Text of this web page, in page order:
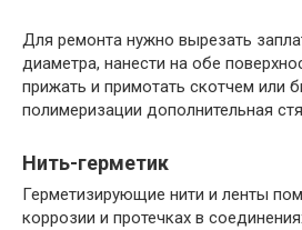
Для ремонта нужно вырезать
диаметра, нанести на обе
прижать и примотать скотчем или
полимеризации дополнительная
Нить-герметик
Герметизирующие нити и ленты
коррозии и протечках в